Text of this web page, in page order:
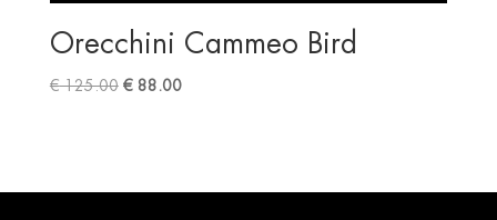
Orecchini Cammeo Bird
€125.00 Original
€88.00Current